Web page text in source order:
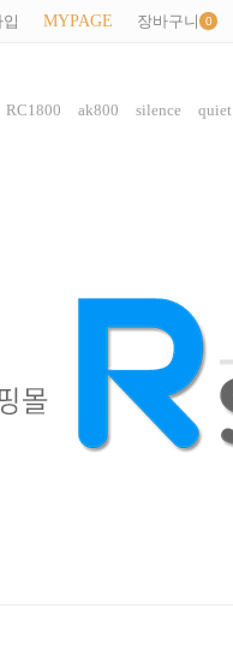
MYPAGE 장바구니
RC1800 ak800 silence quiet